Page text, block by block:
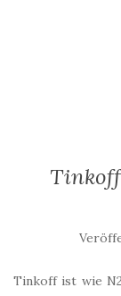
Tinkoff
Tinkoff ist wie